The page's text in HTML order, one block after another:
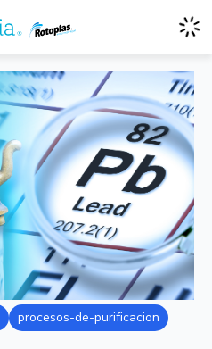
procesos-de-purificacion